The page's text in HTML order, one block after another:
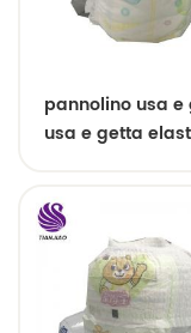
pannolino usa e
usa e getta